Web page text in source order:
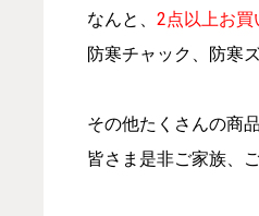
なんと、 2点以上お買
防寒チャック、防寒
その他たくさんの商
皆さま是非ご家族、